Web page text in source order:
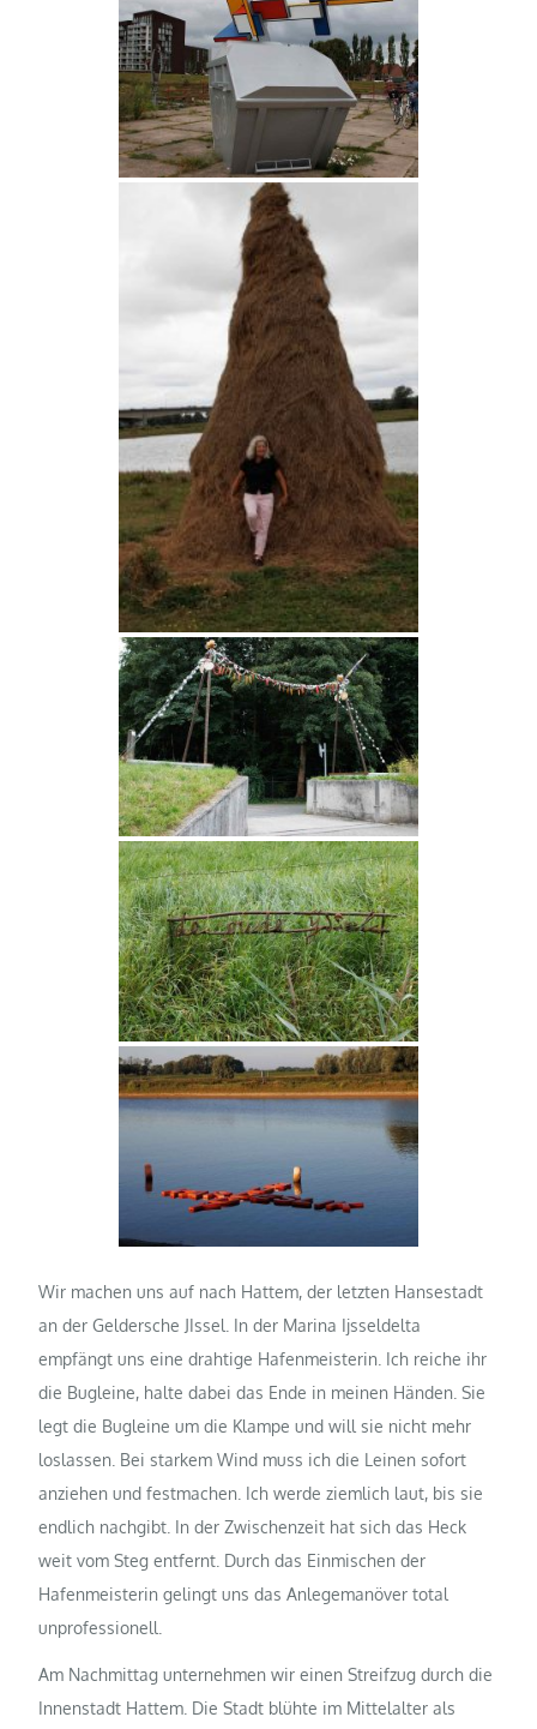
Wir machen uns auf nach Hattem, der letzten Hansestadt
an der Geldersche JIssel. In der Marina Ijsseldelta
empfängt uns eine drahtige Hafenmeisterin. Ich reiche ihr
die Bugleine, halte dabei das Ende in meinen Händen. Sie
legt die Bugleine um die Klampe und will sie nicht mehr
loslassen. Bei starkem Wind muss ich die Leinen sofort
anziehen und festmachen. Ich werde ziemlich laut, bis sie
endlich nachgibt. In der Zwischenzeit hat sich das Heck
weit vom Steg entfernt. Durch das Einmischen der
Hafenmeisterin gelingt uns das Anlegemanöver total
unprofessionell.
Am Nachmittag unternehmen wir einen Streifzug durch die
Innenstadt Hattem. Die Stadt blühte im Mittelalter als